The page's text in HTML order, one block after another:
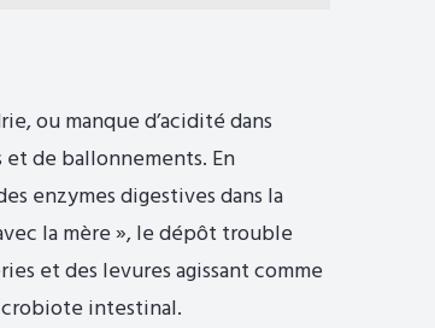
ou manque d’acidité dans
de ballonnements. En
enzymes digestives dans la
la mère », le dépôt trouble
et des levures agissant comme
intestinal.